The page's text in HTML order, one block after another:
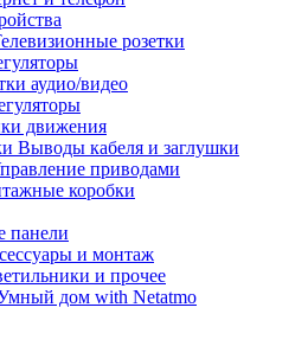
розетки
аудио/видео
движения
Выводы кабеля и заглушки
приводами
коробки
панели
и монтаж
и прочее
дом with Netatmo